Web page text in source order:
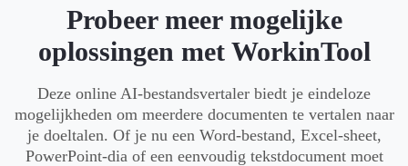
Probeer meer mogelijke
oplossingen met WorkinTool
Deze online AI-bestandsvertaler biedt je eindeloze
mogelijkheden om meerdere documenten te vertalen naar
je doeltalen. Of je nu een Word-bestand, Excel-sheet,
PowerPoint-dia of een eenvoudig tekstdocument moet